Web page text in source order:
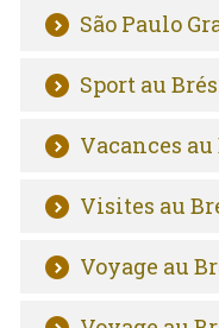
São Paulo
Sport au
Vacances
Visites au
Voyage au